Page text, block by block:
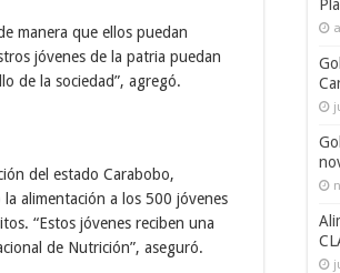
manera que ellos puedan
jóvenes de la patria puedan
de la sociedad”, agregó.
del estado Carabobo,
alimentación a los 500 jóvenes
“Estos jóvenes reciben una
de Nutrición”, aseguró.